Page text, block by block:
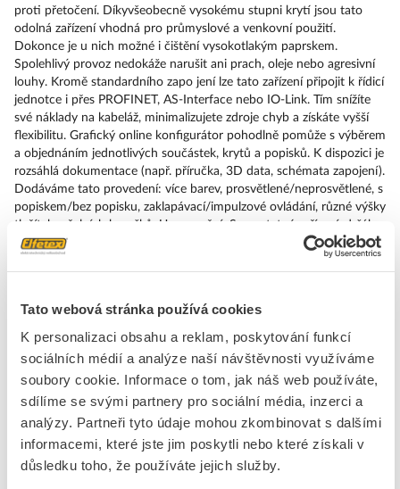
Tato webová stránka používá cookies
K personalizaci obsahu a reklam, poskytování funkcí
sociálních médií a analýze naší návštěvnosti využíváme
soubory cookie. Informace o tom, jak náš web používáte,
sdílíme se svými partnery pro sociální média, inzerci a
analýzy. Partneři tyto údaje mohou zkombinovat s dalšími
informacemi, které jste jim poskytli nebo které získali v
důsledku toho, že používáte jejich služby.
proti přetočení. Díkyvšeobecně vysokému stupni krytí jsou tato
odolná zařízení vhodná pro průmyslové a venkovní použití.
Dokonce je u nich možné i čištění vysokotlakým paprskem.
Spolehlivý provoz nedokáže narušit ani prach, oleje nebo agresivní
louhy. Kromě standardního zapo jení lze tato zařízení připojit k řídicí
jednotce i přes PROFINET, AS-Interface nebo IO-Link. Tím snížíte
své náklady na kabeláž, minimalizujete zdroje chyb a získáte vyšší
flexibilitu. Grafický online konfigurátor pohodlně pomůže s výběrem
a objednáním jednotlivých součástek, krytů a popisků. K dispozici je
rozsáhlá dokumentace (např. příručka, 3D data, schémata zapojení).
Dodáváme tato provedení: více barev, prosvětlené/neprosvětlené, s
popiskem/bez popisku, zaklapávací/impulzové ovládání, různé výšky
tlačítek a čelních kroužků. Upozornění: Samostatné zařízení, držáky
a moduly objednávejte prosím zvlášť. SIRIUS ACT – Performance in
Action při udělování příkazů a hlášení. Jednoduše smontovatelný,
Průměr otvoru
22.3 mm
Barva tlačítka
Modrý
Počet řídicích bodů
1
Ostatní, jiné